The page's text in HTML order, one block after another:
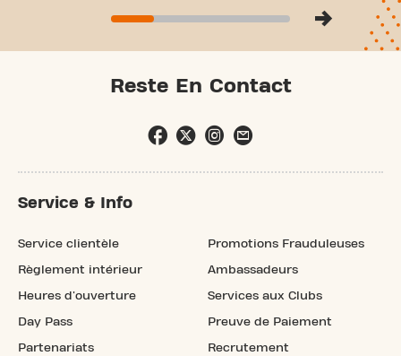
Reste En Contact
Service & Info
Service clientèle
Règlement intérieur
Heures d'ouverture
Day Pass
Partenariats
Promotions Frauduleuses
Ambassadeurs
Services aux Clubs
Preuve de Paiement
Recrutement